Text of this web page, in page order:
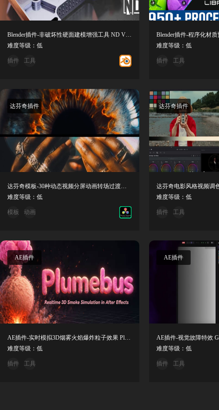
Blender插件-非破坏性硬面建模增强工具 ND V2.2.1
难度等级：低
插件 工具
难度等级：低
插件 工具
达芬奇插件
达芬奇模板-30种动态视频分屏动画转场过渡预设
难度等级：低
模板 动画
达芬奇插件
难度等级：低
插件 工具
AE插件
AE插件-实时模拟3D烟雾火焰爆炸粒子效果 Plumebus V1.2.4 Win/Mac
难度等级：低
插件 工具
AE插件
难度等级：低
插件 工具